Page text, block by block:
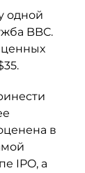
одной
BBC.
в
IPO, а